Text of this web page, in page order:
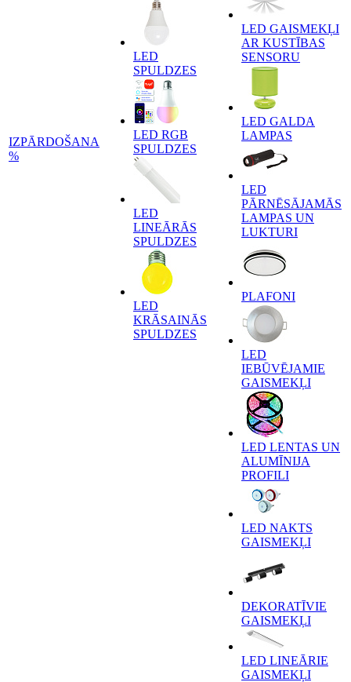
IZPĀRDOŠANA
%
LED
SPULDZES
LED RGB
SPULDZES
LED
LINEĀRĀS
SPULDZES
LED
KRĀSAINĀS
SPULDZES
LED GAISMEKĻI
AR KUSTĪBAS
SENSORU
LED GALDA
LAMPAS
LED
PĀRNĒSĀJAMĀS
LAMPAS UN
LUKTURI
PLAFONI
LED
IEBŪVĒJAMIE
GAISMEKĻI
LED LENTAS UN
ALUMĪNIJA
PROFILI
LED NAKTS
GAISMEKĻI
DEKORATĪVIE
GAISMEKĻI
LED LINEĀRIE
GAISMEKĻI